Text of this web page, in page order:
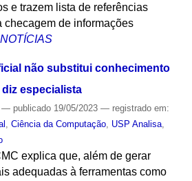
e trazem lista de referências
checagem de informações
NOTÍCIAS
não substitui conhecimento
especialista
— publicado19/05/2023 — registrado em:
, Ciência da Computação, USP Analisa,
explica que, além de gerar
adequadas à ferramentas como